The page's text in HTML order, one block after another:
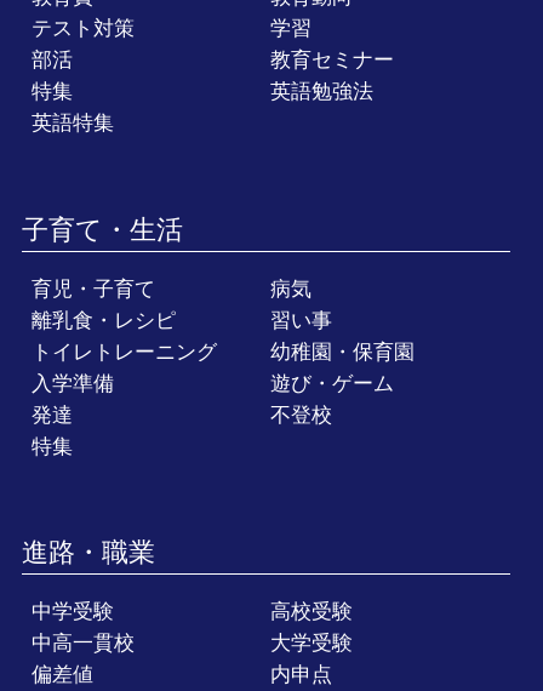
テスト対策
学習
部活
教育セミナー
特集
英語勉強法
英語特集
子育て・生活
育児・子育て
病気
離乳食・レシピ
習い事
トイレトレーニング
幼稚園・保育園
入学準備
遊び・ゲーム
発達
不登校
特集
進路・職業
中学受験
高校受験
中高一貫校
大学受験
偏差値
内申点